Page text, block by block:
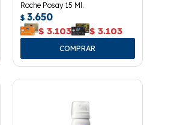
Roche Posay 15 Ml.
$ 3.650
$ 3.103 $ 3.103